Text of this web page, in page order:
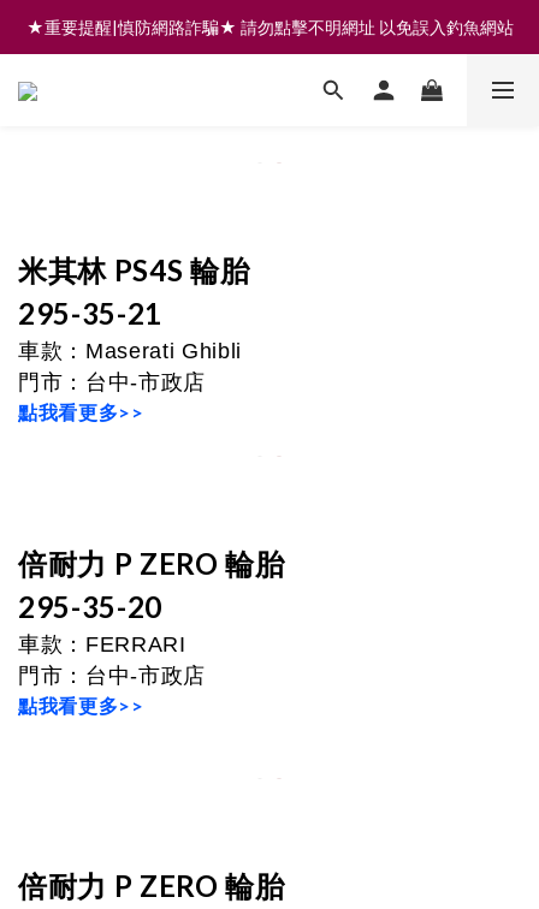
註冊會員享200元購物金 | 全館滿999免運 | 可門市取貨/安裝
★重要提醒|慎防網路詐騙★ 請勿點擊不明網址 以免誤入釣魚網站
註冊會員享200元購物金 | 全館滿999免運 | 可門市取貨/安裝
米其林 PS4S 輪胎
295-35-21
車款： Maserati Ghibli
門市 ： 台中-市政店
點我看更多>>
倍耐力 P ZERO 輪胎
295-35-20
車款： FERRARI
門市 ： 台中-市政店
點我看更多>>
倍耐力 P ZERO 輪胎